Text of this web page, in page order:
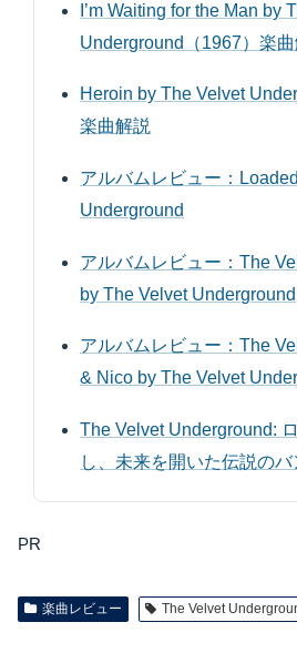
I’m Waiting for the Man by
Underground（1967）楽曲
Heroin by The Velvet
楽曲解説
アルバムレビュー：
Underground
アルバムレビュー：The
by The Velvet Underground
アルバムレビュー：The
& Nico by The Velvet
The Velvet Underground:
し、未来を開いた伝説のバ
PR
楽曲レビュー The Velvet